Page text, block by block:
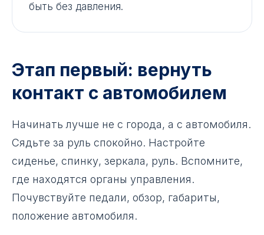
быть без давления.
Этап первый: вернуть
контакт с автомобилем
Начинать лучше не с города, а с автомобиля.
Сядьте за руль спокойно. Настройте
сиденье, спинку, зеркала, руль. Вспомните,
где находятся органы управления.
Почувствуйте педали, обзор, габариты,
положение автомобиля.